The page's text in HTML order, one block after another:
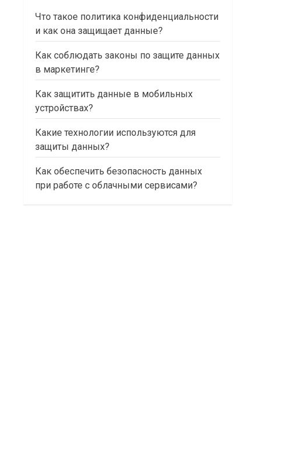
Что такое политика конфиденциальности
и как она защищает данные?
Как соблюдать законы по защите данных
в маркетинге?
Как защитить данные в мобильных
устройствах?
Какие технологии используются для
защиты данных?
Как обеспечить безопасность данных
при работе с облачными сервисами?